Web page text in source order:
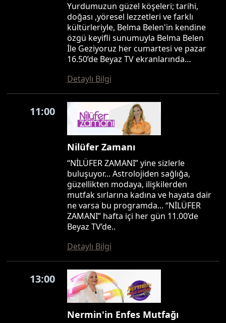
Yurdumuzun güzel köşeleri; tarihi,
doğası ,yöresel lezzetleri ve farklı
kültürleriyle, Belma Belen'in kendine
özgü keyifli sunumuyla Belma Belen
İle Geziyoruz her cumartesi ve pazar
16.50’de Beyaz TV ekranlarında…
Detaylı Bilgi
11:00
Nilüfer Zamanı
“NİLÜFER ZAMANI” yine sizlerle
buluşuyor... Astrolojiden sağlığa,
güzellikten modaya, ilişkilerden
mutfak sırlarına kadına ve hayata dair
ne varsa bu programda... “NİLÜFER
ZAMANI” hafta içi her gün 11.00’de
Beyaz TV’de..
Detaylı Bilgi
13:00
Nermin'in Enfes Mutfağı